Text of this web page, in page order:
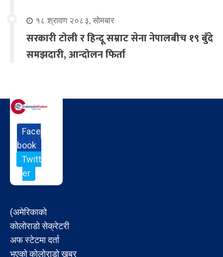
१८ श्रावण २०८३, सोमबार
सरकारी टोली र हिन्दू सम्राट सेना नेपालबीच १९ बुँदे
समझदारी, आन्दोलन फिर्ता
Face
book
Twitt
er
(अमेरिकाको
कोलोराडो सेक्रेटरी
अफ स्टेटमा दर्ता
भएको कोलोराडो खबर